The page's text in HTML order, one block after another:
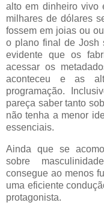
alto em dinheiro vivo
milhares de dólares
fossem em joias ou
o plano final de Josh
evidente que os
acessar os
aconteceu e as
programação.
pareça saber tanto
não tenha a menor
essenciais.
Ainda que se
sobre
consegue ao menos
uma eficiente
protagonista.